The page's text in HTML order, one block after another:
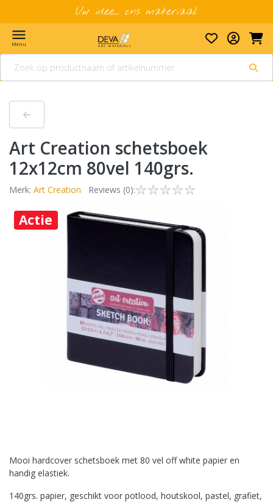
Uw idee... ons materiaal
menu
Menu
Art Creation schetsboek
12x12cm 80vel 140grs.
Merk: Art Creation Reviews (0):
Actie
Mooi hardcover schetsboek met 80 vel off white papier en
handig elastiek.
140grs. papier, geschikt voor potlood, houtskool, pastel, grafiet,